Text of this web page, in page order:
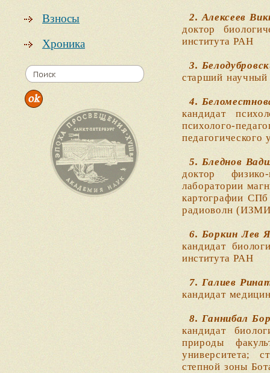
Взносы
Хроника
2. Алексеев
доктор
института РАН
3.
старший
4.
кандидат
психолого-
5. Бледнов
доктор
лаборатории
картографии СПб
радиоволн
6. Боркин Лев
кандидат
института РАН
7. Галиев
кандидат
8. Ганнибал
кандидат
природы
университета;
степной зоны